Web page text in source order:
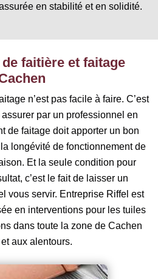
en stabilité et en solidité.
faitière et faitage
n’est pas facile à faire. C’est
par un professionnel en
de faitage doit apporter un bon
longévité de fonctionnement de
Et la seule condition pour
c’est le fait de laisser un
vous servir. Entreprise Riffel est
en interventions pour les tuiles
dans toute la zone de Cachen
aux alentours.